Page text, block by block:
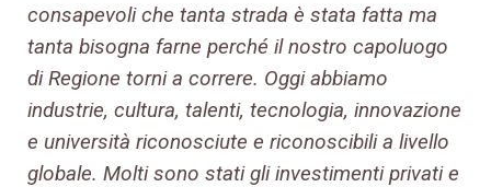
consapevoli che tanta strada è stata fatta ma
tanta bisogna farne perché il nostro capoluogo
di Regione torni a correre. Oggi abbiamo
industrie, cultura, talenti, tecnologia, innovazione
e università riconosciute e riconoscibili a livello
globale. Molti sono stati gli investimenti privati e